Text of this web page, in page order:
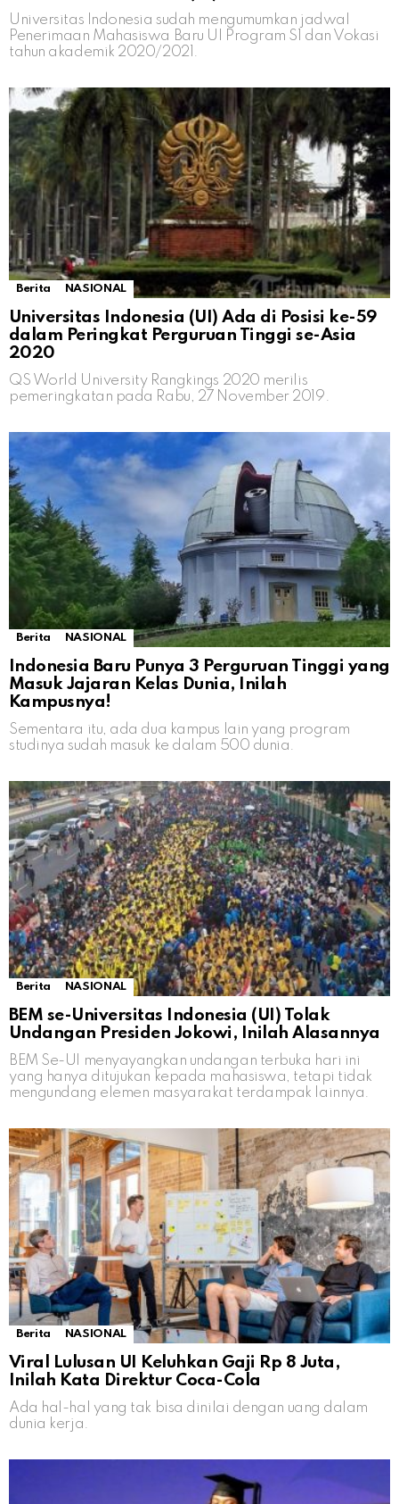
Universitas Indonesia sudah mengumumkan jadwal
Penerimaan Mahasiswa Baru UI Program S1 dan Vokasi
tahun akademik 2020/2021.
Berita NASIONAL
Universitas Indonesia (UI) Ada di Posisi ke-59
dalam Peringkat Perguruan Tinggi se-Asia
2020
QS World University Rangkings 2020 merilis
pemeringkatan pada Rabu, 27 November 2019.
Berita NASIONAL
Indonesia Baru Punya 3 Perguruan Tinggi yang
Masuk Jajaran Kelas Dunia, Inilah
Kampusnya!
Sementara itu, ada dua kampus lain yang program
studinya sudah masuk ke dalam 500 dunia.
Berita NASIONAL
BEM se-Universitas Indonesia (UI) Tolak
Undangan Presiden Jokowi, Inilah Alasannya
BEM Se-UI menyayangkan undangan terbuka hari ini
yang hanya ditujukan kepada mahasiswa, tetapi tidak
mengundang elemen masyarakat terdampak lainnya.
Berita NASIONAL
Viral Lulusan UI Keluhkan Gaji Rp 8 Juta,
Inilah Kata Direktur Coca-Cola
Ada hal-hal yang tak bisa dinilai dengan uang dalam
dunia kerja.